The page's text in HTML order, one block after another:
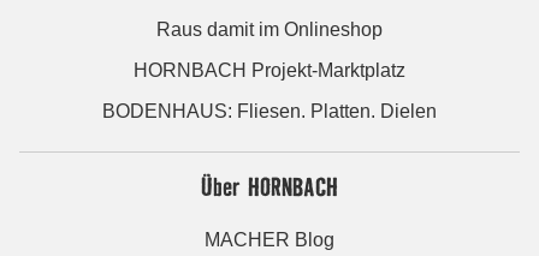
Raus damit im Onlineshop
HORNBACH Projekt-Marktplatz
BODENHAUS: Fliesen. Platten. Dielen
Über HORNBACH
MACHER Blog